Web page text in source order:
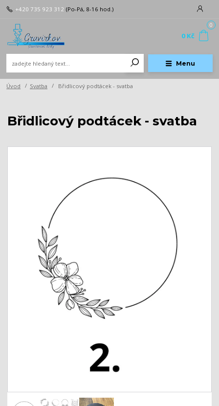
Menu
+420 735 923 312 (Po-Pá, 8-16 hod.)
0
0 Kč
Úvod Svatba Břidlicový podtácek - svatba
Břidlicový podtácek - svatba